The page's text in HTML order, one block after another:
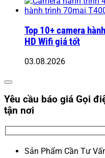
Top 10+ camera
HD Wifi giá tốt
03.08.2026
Yêu cầu báo giá Gọi
tận nơi
Sản Phẩm Cần Tư